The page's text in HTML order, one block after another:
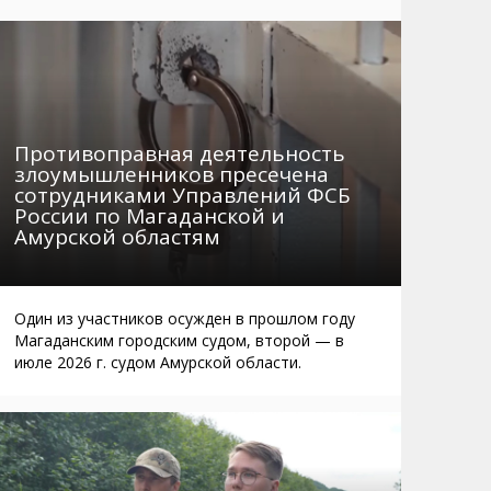
Телефоны
Автобусы Магадан – Аэропорт
Таблица приливов отливов
Интернет
Жилье
Не мусорить
Браконьеры
Противоправная деятельность
злоумышленников пресечена
сотрудниками Управлений ФСБ
России по Магаданской и
Амурской областям
Один из участников осужден в прошлом году
Магаданским городским судом, второй — в
июле 2026 г. судом Амурской области.